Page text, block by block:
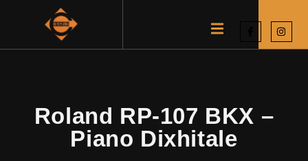
Roland RP-107 BKX –
Piano Dixhitale